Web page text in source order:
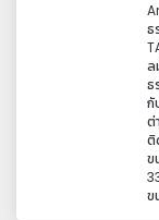
ธ
ล
ธ
กั
ต่
ติ
ข
ข